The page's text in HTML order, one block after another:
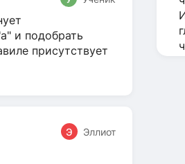
и подобрать
присутствует
Э Эллиот